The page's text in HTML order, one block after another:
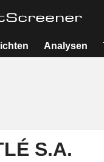
Analysen
S.A.